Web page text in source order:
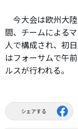
今大会は欧州大
間、チームによる
人で構成され、初
はフォーサムで午
ルスが行われる。
シェアする